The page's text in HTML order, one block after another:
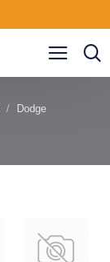
Dodge